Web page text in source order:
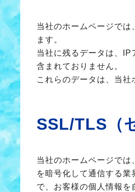
当社のホームページで
ます。
当社に残るデータは、IP
含まれておりません。
これらのデータは、当社
SSL/TLS（
当社のホームページで
を暗号化して通信する
で、お客様の個人情報を